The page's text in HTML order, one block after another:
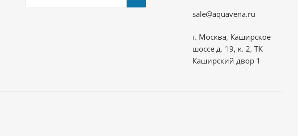
sale@aquavena.ru
г. Москва, Каширское
шоссе д. 19, к. 2, ТК
Каширский двор 1